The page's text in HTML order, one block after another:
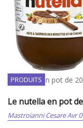
Le nutella en pot de
PRODUITS
Le nutella en pot
Mastroianni CesareAvr